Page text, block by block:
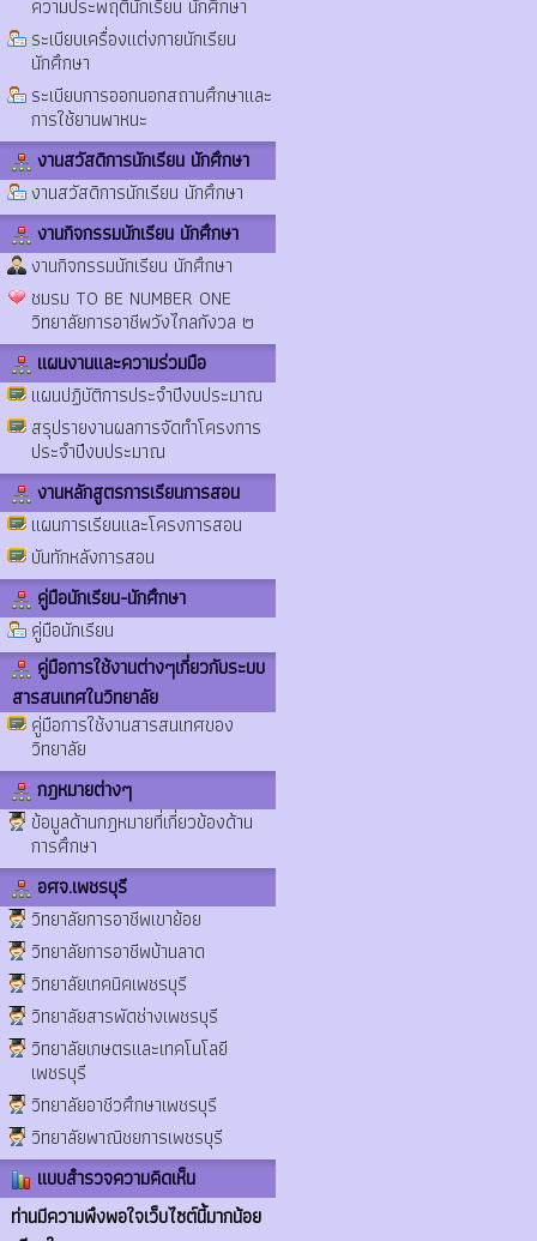
ความประพฤตินักเรียน นักศึกษา
ระเบียบเครื่องแต่งกายนักเรียน
นักศึกษา
ระเบียบการออกนอกสถานศึกษาและ
การใช้ยานพาหนะ
งานสวัสดิการนักเรียน นักศึกษา
งานสวัสดิการนักเรียน นักศึกษา
งานกิจกรรมนักเรียน นักศึกษา
งานกิจกรรมนักเรียน นักศึกษา
ชมรม TO BE NUMBER ONE
วิทยาลัยการอาชีพวังไกลกังวล ๒
แผนงานและความร่วมมือ
แผนปฏิบัติการประจำปีงบประมาณ
สรุปรายงานผลการจัดทำโครงการ
ประจำปีงบประมาณ
งานหลักสูตรการเรียนการสอน
แผนการเรียนและโครงการสอน
บันทักหลังการสอน
คู่มือนักเรียน-นักศึกษา
คู่มือนักเรียน
คู่มือการใช้งานต่างๆเกี่ยวกับระบบ
สารสนเทศในวิทยาลัย
คู่มือการใช้งานสารสนเทศของ
วิทยาลัย
กฎหมายต่างๆ
ข้อมูลด้านกฎหมายที่เกี่ยวข้องด้าน
การศึกษา
อศจ.เพชรบุรี
วิทยาลัยการอาชีพเขาย้อย
วิทยาลัยการอาชีพบ้านลาด
วิทยาลัยเทคนิคเพชรบุรี
วิทยาลัยสารพัดช่างเพชรบุรี
วิทยาลัยเกษตรและเทคโนโลยี
เพชรบุรี
วิทยาลัยอาชีวศึกษาเพชรบุรี
วิทยาลัยพาณิชยการเพชรบุรี
แบบสำรวจความคิดเห็น
ท่านมีความพึงพอใจเว็บไซต์นี้มากน้อย